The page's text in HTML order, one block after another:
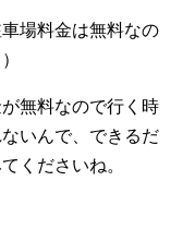
場料金は無料なの
無料なので行く時
いんで、できるだ
くださいね。